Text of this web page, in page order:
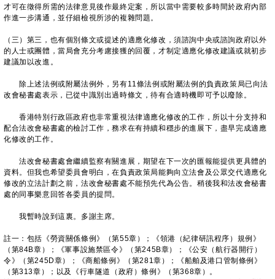
才可在徵得所需的法律意見後作最終定案，所以當中需要較多時間於政府內部
作進一步溝通，並仔細檢視所涉的複雜問題。
（三）第三，也有個別條文或提述的適應化修改，須諮詢中央或諮詢政府以外
的人士或團體，當局會充分考慮接獲的回覆，才制定適應化修改建議或就初步
建議加以改進。
除上述法例或附屬法例外，另有11條法例或附屬法例的負責政策局已向法
改會秘書處表示，已從中識別出過時條文，待有合適時機即可予以廢除。
香港特別行政區政府也非常重視法律適應化修改的工作，所以十分支持和
配合法改會秘書處的檢討工作，務求在有持續和穩步的進展下，盡早完成適應
化修改的工作。
法改會秘書處會繼續監察有關進展，期望在下一次的匯報能提供更具體的
資料。但我也希望委員會明白，在負責政策局能夠向立法會及公眾交代適應化
修改的立法計劃之前，法改會秘書處不能預先代為公告。稍後我和法改會秘書
處的同事樂意回答各委員的提問。
我暫時說到這裏。多謝主席。
註一：包括《勞資關係條例》（第55章）；《領港（紀律研訊程序）規例》
（第84B章）；《軍事設施禁區令》（第245B章）；《公安（航行器開行）
令》（第245D章）；《商船條例》（第281章）；《船舶及港口管制條例》
（第313章）；以及《行車隧道（政府）條例》（第368章）。